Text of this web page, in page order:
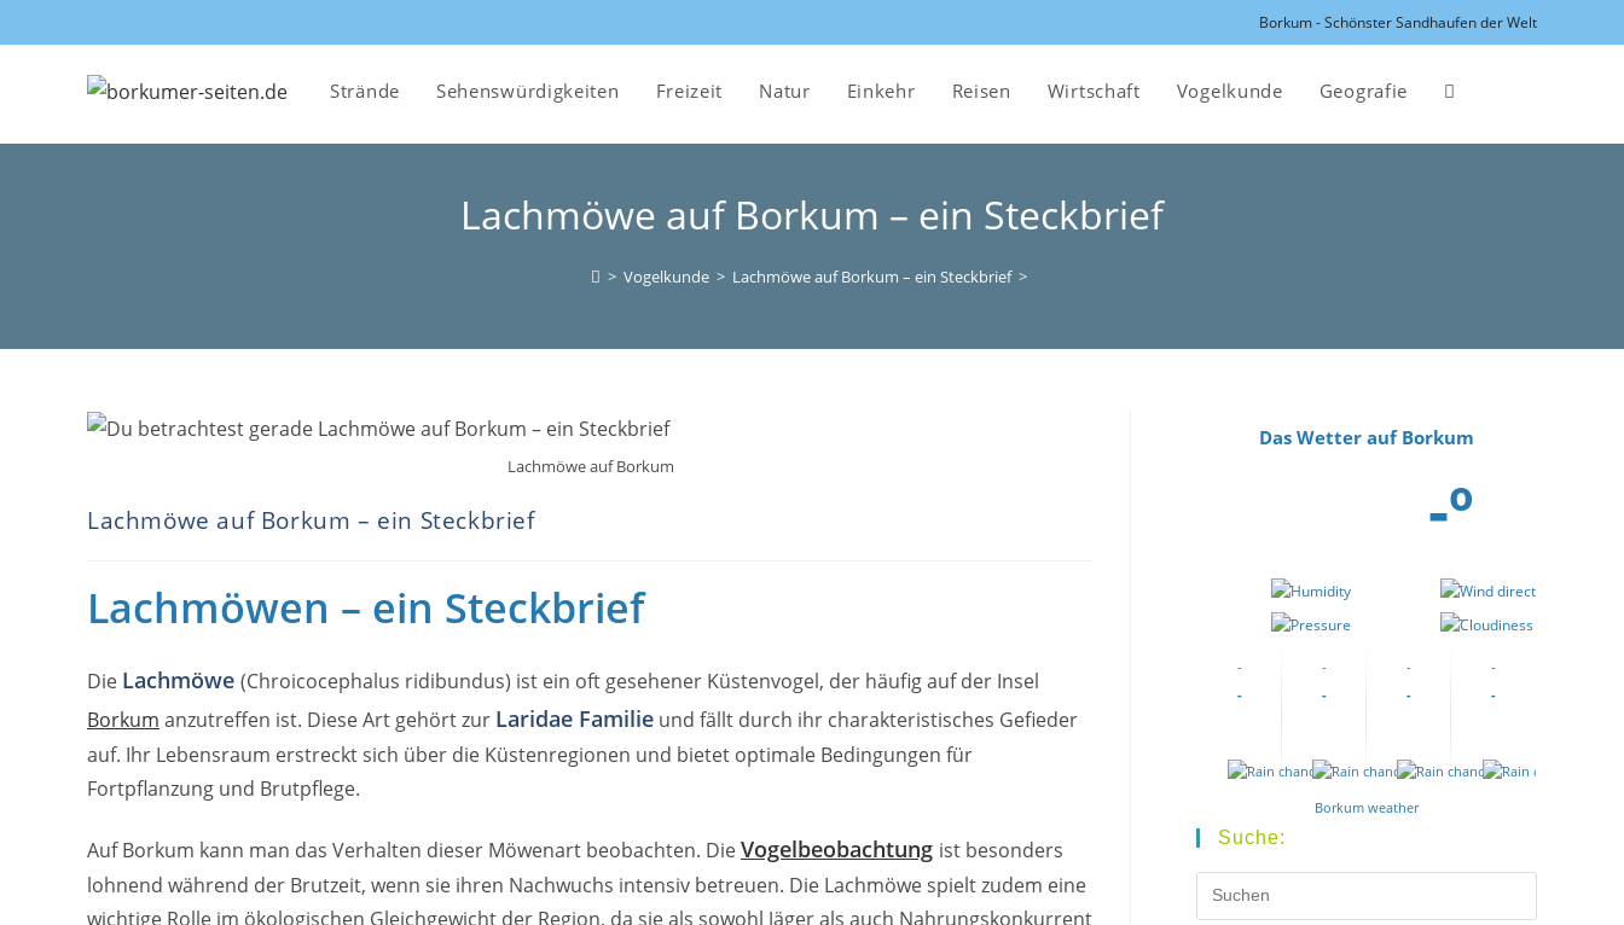
Inhalt
Borkum - Schönster Sandhaufen der Welt
Strände Sehenswürdigkeiten Freizeit Natur Einkehr Reisen Wirtschaft Vogelkunde Geografie Website-
Lachmöwe auf Borkum – ein Steckbrief
> Vogelkunde > Lachmöwe auf Borkum – ein Steckbrief >
Lachmöwe auf Borkum
Lachmöwe auf Borkum – ein Steckbrief
Lachmöwen – ein Steckbrief
Die Lachmöwe (Chroicocephalus ridibundus) ist ein oft gesehener Küstenvogel, der häufig auf der Insel
Borkum anzutreffen ist. Diese Art gehört zur Laridae Familie und fällt durch ihr charakteristisches Gefieder
auf. Ihr Lebensraum erstreckt sich über die Küstenregionen und bietet optimale Bedingungen für
Fortpflanzung und Brutpflege.
Auf Borkum kann man das Verhalten dieser Möwenart beobachten. DieVogelbeobachtung ist besonders
lohnend während der Brutzeit, wenn sie ihren Nachwuchs intensiv betreuen. Die Lachmöwe spielt zudem eine
wichtige Rolle im ökologischen Gleichgewicht der Region, da sie als sowohl Jäger als auch Nahrungskonkurrent
Das Wetter auf Borkum
-º
-
-
-
-
-
-
-
-
-
-
-
-
-
-
-
-
Borkum weather
Suche: